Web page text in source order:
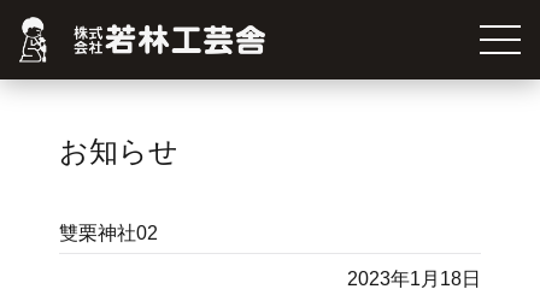
お知らせ
雙栗神社02
2023年1月18日